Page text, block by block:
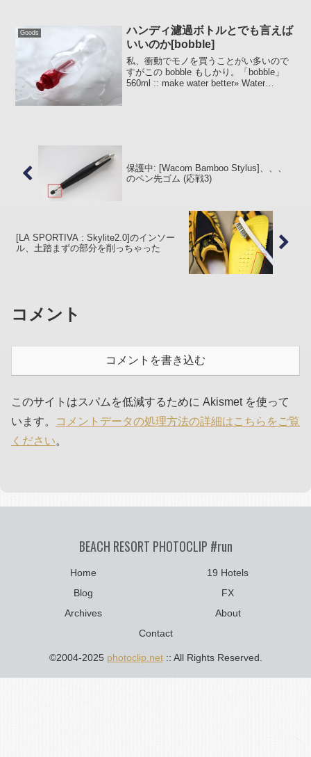
した。Garmin Forerunner 210» ...
Goods
ハンディ濾過ボトルとでも言えば
いいのか[bobble]
私、衝動でモノを買うことがい多いので
すがこの bobble もしかり。「bobble」
560ml :: make water better» Water
保護中: [Wacom Bamboo Stylus]、、、
のペン先ゴム (応戦3)
[LA SPORTIVA : Skylite2.0]のインソー
ル、土踏まずの部分を削っちゃった
コメント
コメントを書き込む
このサイトはスパムを低減するために Akismet を使って
います。
コメントデータの処理方法の詳細はこちらをご覧
ください。
BEACH RESORT PHOTOCLIP #run
Home
19 Hotels
Blog
FX
Archives
About
Contact
©2004-2025 photoclip.net:: All Rights Reserved.